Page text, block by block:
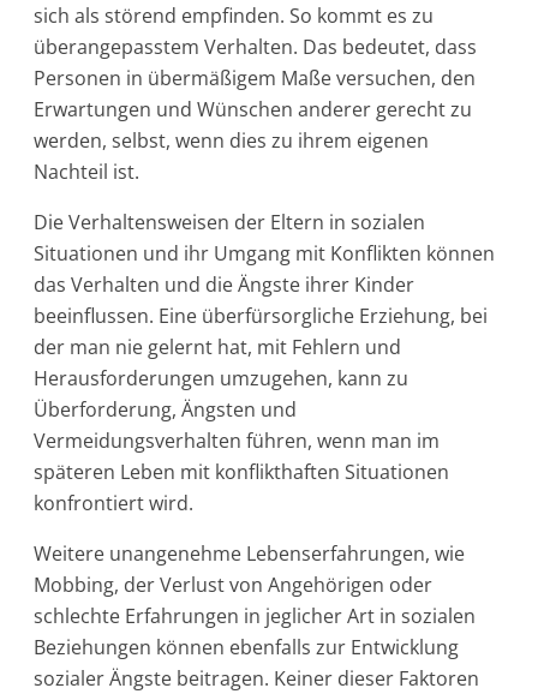
sich als störend empfinden. So kommt es zu
überangepasstem Verhalten. Das bedeutet, dass
Personen in übermäßigem Maße versuchen, den
Erwartungen und Wünschen anderer gerecht zu
werden, selbst, wenn dies zu ihrem eigenen
Nachteil ist.
Die Verhaltensweisen der Eltern in sozialen
Situationen und ihr Umgang mit Konflikten können
das Verhalten und die Ängste ihrer Kinder
beeinflussen. Eine überfürsorgliche Erziehung, bei
der man nie gelernt hat, mit Fehlern und
Herausforderungen umzugehen, kann zu
Überforderung, Ängsten und
Vermeidungsverhalten führen, wenn man im
späteren Leben mit konflikthaften Situationen
konfrontiert wird.
Weitere unangenehme Lebenserfahrungen, wie
Mobbing, der Verlust von Angehörigen oder
schlechte Erfahrungen in jeglicher Art in sozialen
Beziehungen können ebenfalls zur Entwicklung
sozialer Ängste beitragen. Keiner dieser Faktoren